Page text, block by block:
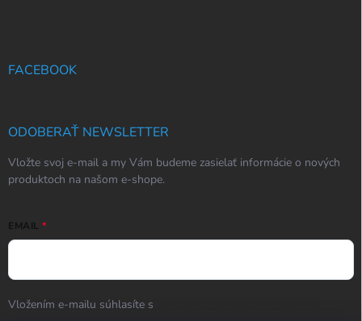
FACEBOOK
ODOBERAŤ NEWSLETTER
Vložte svoj e-mail a my Vám budeme zasielať informácie o nových
produktoch na našom e-shope.
EMAIL
Vložením e-mailu súhlasíte s